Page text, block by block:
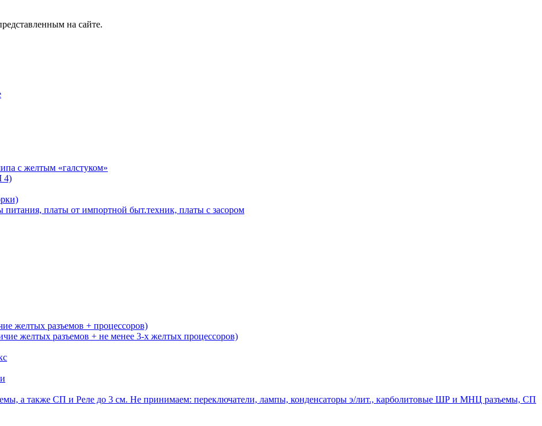
на сайте.
с желтым «галстуком»
4)
платы от импортной быт.техник, платы с засором
желтых разъемов + процессоров)
желтых разъемов + не менее 3-х желтых процессоров)
а также СП и Реле до 3 см. Не принимаем: переключатели, лампы, конденсаторы э/лит., карболитовые ШР и МНЦ разъемы, СП